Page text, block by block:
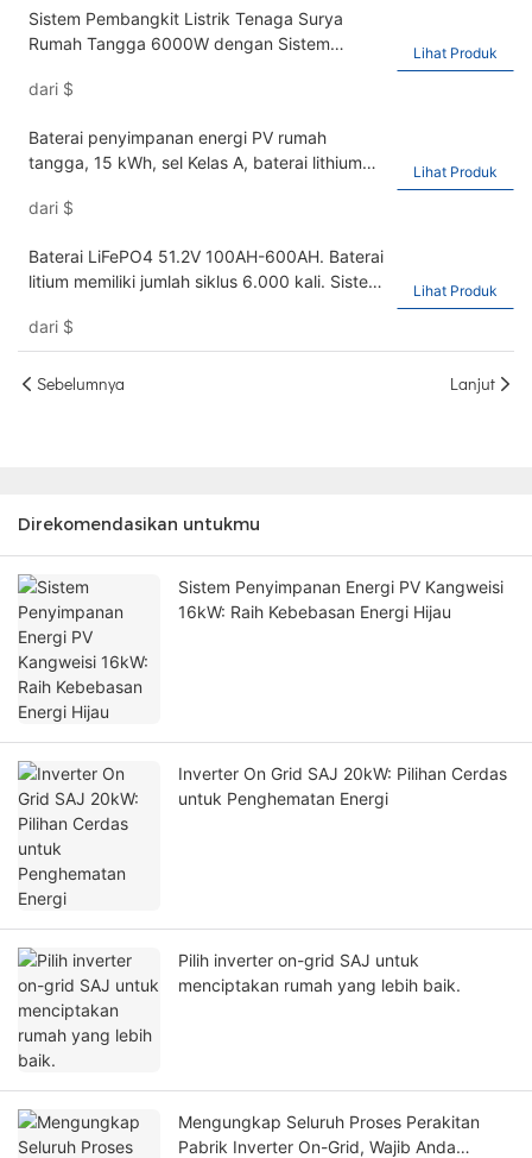
Sistem Pembangkit Listrik Tenaga Surya
Rumah Tangga 6000W dengan Sistem
dari $
Lihat Produk
Baterai penyimpanan energi PV rumah
tangga, 15 kWh, sel Kelas A, baterai lithium
dari $
Lihat Produk
Baterai LiFePO4 51.2V 100AH-600AH. Baterai
litium memiliki jumlah siklus 6.000 kali. Sistem
memiliki kapasitas 30 kWh.
dari $
Lihat Produk
Sebelumnya Lanjut
Direkomendasikan untukmu
Sistem Penyimpanan Energi PV Kangweisi
16kW: Raih Kebebasan Energi Hijau
Inverter On Grid SAJ 20kW: Pilihan Cerdas
untuk Penghematan Energi
Pilih inverter on-grid SAJ untuk
menciptakan rumah yang lebih baik.
Mengungkap Seluruh Proses Perakitan
Pabrik Inverter On-Grid, Wajib Anda